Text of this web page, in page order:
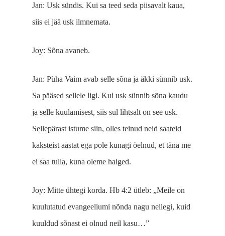
Jan: Usk sündis. Kui sa teed seda piisavalt kaua,
siis ei jää usk ilmnemata.
Joy: Sõna avaneb.
Jan: Püha Vaim avab selle sõna ja äkki sünnib usk.
Sa pääsed sellele ligi. Kui usk sünnib sõna kaudu
ja selle kuulamisest, siis sul lihtsalt on see usk.
Sellepärast istume siin, olles teinud neid saateid
kaksteist aastat ega pole kunagi öelnud, et täna me
ei saa tulla, kuna oleme haiged.
Joy: Mitte ühtegi korda. Hb 4:2 ütleb: „Meile on
kuulutatud evangeeliumi nõnda nagu neilegi, kuid
kuuldud sõnast ei olnud neil kasu…”